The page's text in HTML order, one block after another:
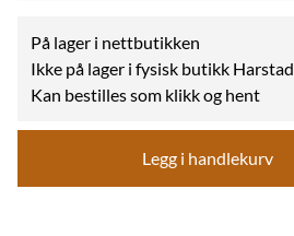
På lager i nettbutikken
Ikke på lager i fysisk butikk Harstad
Kan bestilles som klikk og hent
Legg i handlekurv